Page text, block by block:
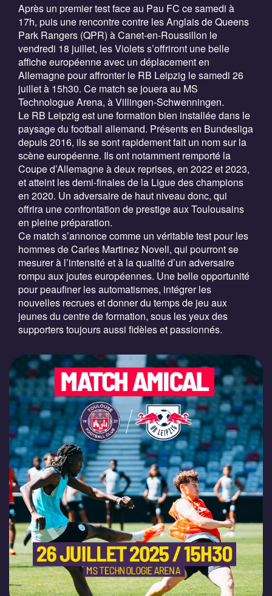
Après un premier test face au Pau FC ce samedi à
17h, puis une rencontre contre les Anglais de Queens
Park Rangers (QPR) à Canet-en-Roussillon le
vendredi 18 juillet, les Violets s’offriront une belle
affiche européenne avec un déplacement en
Allemagne pour affronter le RB Leipzig le samedi 26
juillet à 15h30. Ce match se jouera au MS
Technologue Arena, à Villingen-Schwenningen.
Le RB Leipzig est une formation bien installée dans le
paysage du football allemand. Présents en Bundesliga
depuis 2016, ils se sont rapidement fait un nom sur la
scène européenne. Ils ont notamment remporté la
Coupe d’Allemagne à deux reprises, en 2022 et 2023,
et atteint les demi-finales de la Ligue des champions
en 2020. Un adversaire de haut niveau donc, qui
offrira une confrontation de prestige aux Toulousains
en pleine préparation.
Ce match s’annonce comme un véritable test pour les
hommes de Carles Martinez Novell, qui pourront se
mesurer à l’intensité et à la qualité d’un adversaire
rompu aux joutes européennes. Une belle opportunité
pour peaufiner les automatismes, intégrer les
nouvelles recrues et donner du temps de jeu aux
jeunes du centre de formation, sous les yeux des
supporters toujours aussi fidèles et passionnés.